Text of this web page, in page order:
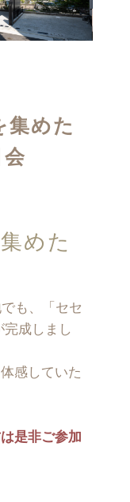
集めた
会
めた
も、「セセ
成しまし
感していた
是非ご参加